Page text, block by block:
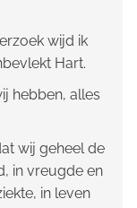
wijd ik
Hart.
hebben, alles
wij geheel de
in vreugde en
in leven